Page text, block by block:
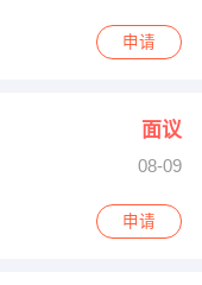
申请
面议
08-09
申请